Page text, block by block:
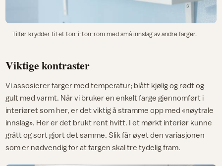
Tilfør krydder til et ton-i-ton-rom med små innslag av andre farger.
Viktige kontraster
Vi assosierer farger med temperatur; blått kjølig og rødt og
gult med varmt. Når vi bruker en enkelt farge gjennomført i
interiøret som her, er det viktig å stramme opp med «nøytrale
innslag». Her er det brukt rent hvitt. I et mørkt interiør kunne
grått og sort gjort det samme. Slik får øyet den variasjonen
som er nødvendig for at fargen skal tre tydelig fram.